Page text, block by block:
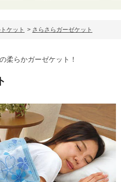
ケット > さらさらガーゼケット
柔らかガーゼケット！